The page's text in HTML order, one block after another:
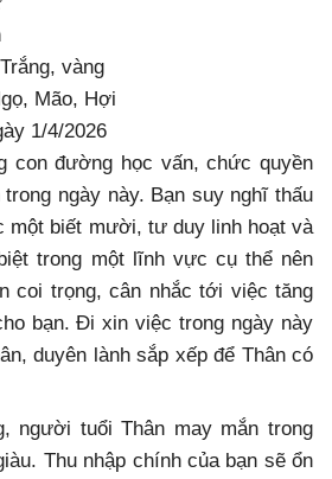
vàng
Mão, Hợi
1/4/2026
con đường học vấn, chức quyền
ngày này. Bạn suy nghĩ thấu
một biết mười, tư duy linh hoạt và
trong một lĩnh vực cụ thể nên
coi trọng, cân nhắc tới việc tăng
bạn. Đi xin việc trong ngày này
duyên lành sắp xếp để Thân có
người tuổi Thân may mắn trong
Thu nhập chính của bạn sẽ ổn